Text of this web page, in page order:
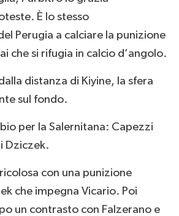
È lo stesso
Perugia a calciare la punizione
che si rifugia in calcio d’angolo.
distanza di Kiyine, la sfera
sul fondo.
per la Salernitana: Capezzi
Dziczek.
con una punizione
che impegna Vicario. Poi
un contrasto con Falzerano e